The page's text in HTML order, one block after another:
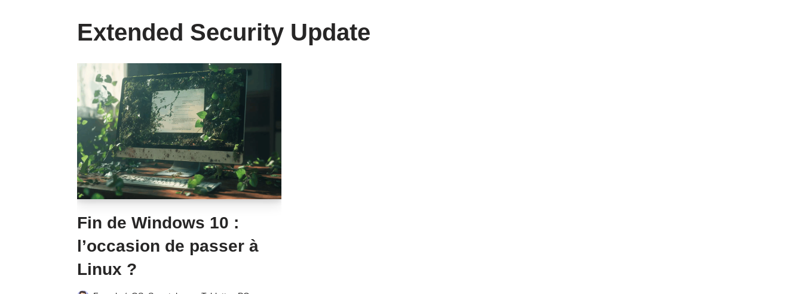
Extended Security Update
Fin de Windows 10 :
l’occasion de passer à
Linux ?